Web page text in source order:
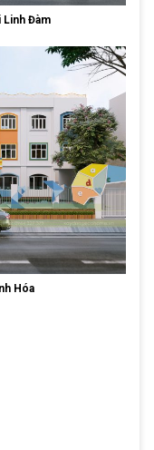
Linh Đàm
Hóa